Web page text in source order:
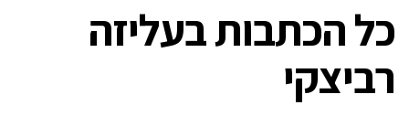
כל הכתבות בעליזה
רביצקי